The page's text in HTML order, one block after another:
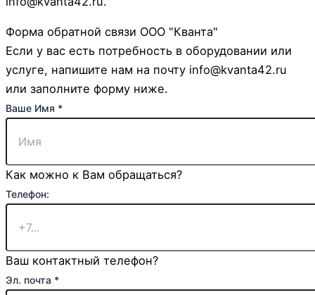
Форма обратной связи ООО "Кванта"
Если у вас есть потребность в оборудовании или
услуге, напишите нам на почту info@kvanta42.ru
или заполните форму ниже.
Ваше Имя *
Как можно к Вам обращаться?
Телефон:
Ваш контактный телефон?
Эл. почта *